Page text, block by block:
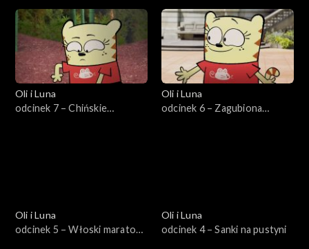
Oli i Luna
odcinek 7 – Chińskie
Oli i Luna
odcinek 6 – Zagubiona
Oli i Luna
odcinek 5 – Włoski maraton
Oli i Luna
odcinek 4 – Sanki na pustyni